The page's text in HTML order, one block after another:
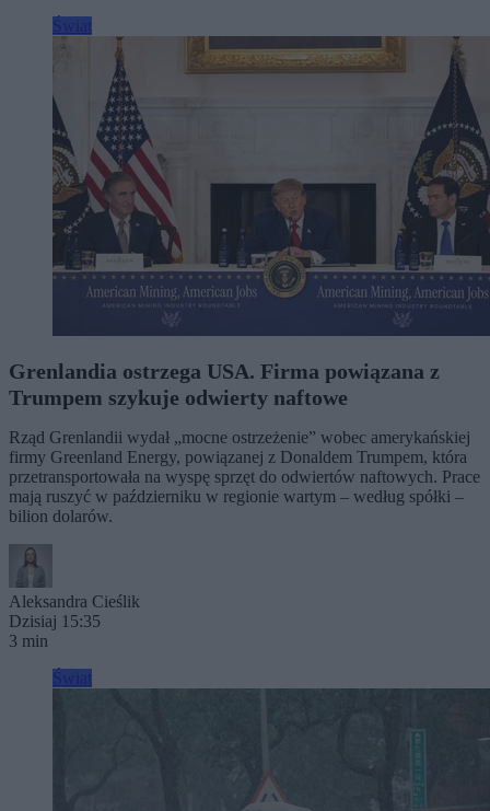
Grenlandia ostrzega USA. Firma powiązana z
Trumpem szykuje odwierty naftowe
Rząd Grenlandii wydał „mocne ostrzeżenie” wobec amerykańskiej
firmy Greenland Energy, powiązanej z Donaldem Trumpem, która
przetransportowała na wyspę sprzęt do odwiertów naftowych. Prace
mają ruszyć w październiku w regionie wartym – według spółki –
bilion dolarów.
Aleksandra Cieślik
Dzisiaj 15:35
3 min